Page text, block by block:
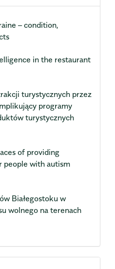
– condition,
in the restaurant
turystycznych przez
programy
turystycznych
of providing
people with autism
Białegostoku w
wolnego na terenach